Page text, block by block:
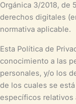
Orgánica 3/2018, de
derechos digitales
normativa aplicable.
Esta Política de
conocimiento a las
personales, y/o los
de los cuales se
específicos relativos